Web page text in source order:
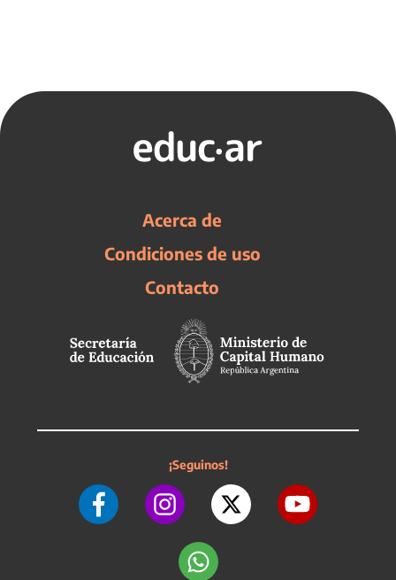
Acerca de
Condiciones de uso
Contacto
¡Seguinos!